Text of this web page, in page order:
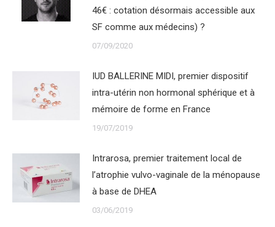
46€ : cotation désormais accessible aux
SF comme aux médecins) ?
07/09/2020
IUD BALLERINE MIDI, premier dispositif
intra-utérin non hormonal sphérique et à
mémoire de forme en France
19/07/2019
Intrarosa, premier traitement local de
l’atrophie vulvo-vaginale de la ménopause
à base de DHEA
03/06/2019